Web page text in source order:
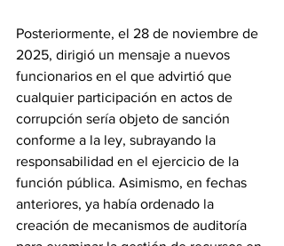
Posteriormente, el 28 de noviembre de
2025, dirigió un mensaje a nuevos
funcionarios en el que advirtió que
cualquier participación en actos de
corrupción sería objeto de sanción
conforme a la ley, subrayando la
responsabilidad en el ejercicio de la
función pública. Asimismo, en fechas
anteriores, ya había ordenado la
creación de mecanismos de auditoría